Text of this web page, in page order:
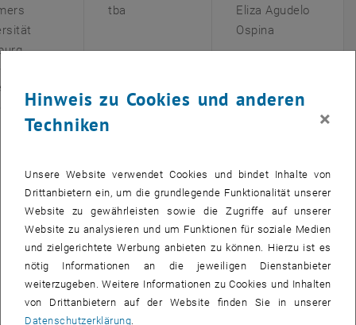
tba
Eliza Agudelo
Ospina
von
coherent
electron
graphene -
petahertz-fast
logic gates to
Floquet
dressing and
valley
currents
Haslinger
Hinweis zu Cookies und anderen
Techniken
×
Unsere Website verwendet Cookies und bindet Inhalte von
Drittanbietern ein, um die grundlegende Funktionalität unserer
Website zu gewährleisten sowie die Zugriffe auf unserer
Website zu analysieren und um Funktionen für soziale Medien
und zielgerichtete Werbung anbieten zu können. Hierzu ist es
nötig Informationen an die jeweiligen Dienstanbieter
weiterzugeben. Weitere Informationen zu Cookies und Inhalten
von Drittanbietern auf der Website finden Sie in unserer
Datenschutzerklärung.